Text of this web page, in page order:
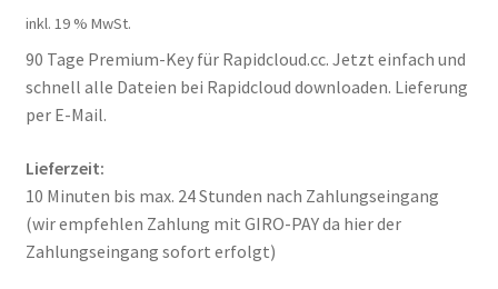
Impressum
Kontakt
Versandinfos
Widerrufsbelehrung
inkl. 19 % MwSt.
90 Tage Premium-Key für Rapidcloud.cc. Jetzt einfach und
schnell alle Dateien bei Rapidcloud downloaden. Lieferung
per E-Mail.
Lieferzeit:
10 Minuten bis max. 24 Stunden nach Zahlungseingang
(wir empfehlen Zahlung mit GIRO-PAY da hier der
Zahlungseingang sofort erfolgt)